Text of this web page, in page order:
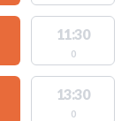
11:30
0
13:30
0